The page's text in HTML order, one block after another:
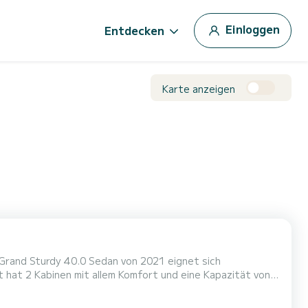
Entdecken Einloggen
Karte anzeigen
Sturdy 40.0 Sedan von 2021 eignet sich
sein, um einen einzigartigen Urlaub auf dem Wasser